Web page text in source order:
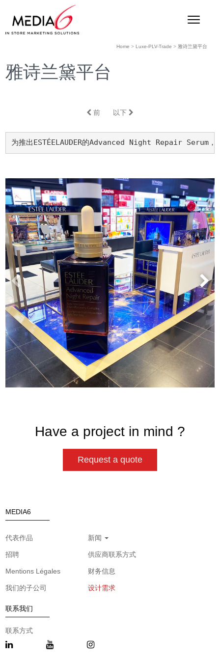
Home > Luxe-PLV-Trade > 雅诗兰黛平台
雅诗兰黛平台
前 以下
为推出ESTÉELAUDER的Advanced Night Repair Serum，
Have a project in mind ?
Request a quote
MEDIA6
代表作品 新闻
招聘 供应商联系方式
Mentions Légales 财务信息
我们的子公司 设计需求
联系我们
联系方式